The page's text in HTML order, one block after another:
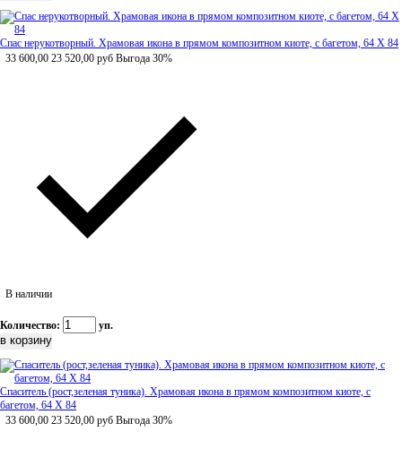
Спас нерукотворный. Храмовая икона в прямом композитном киоте, с багетом, 64 Х 84
33 600,00 23 520,00 руб Выгода 30%
В наличии
Количество: уп.
Спаситель (рост,зеленая туника). Храмовая икона в прямом композитном киоте, с
багетом, 64 Х 84
33 600,00 23 520,00 руб Выгода 30%